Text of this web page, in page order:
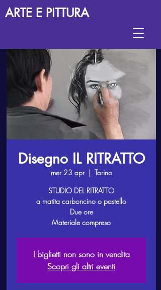
ARTE E PITTURA
Disegno IL RITRATTO
mer 23 apr
  |
Torino
STUDIO DEL RITRATTO
a matita carboncino o pastello
Due ore
Materiale compreso
I biglietti non sono in vendita
Scopri gli altri eventi